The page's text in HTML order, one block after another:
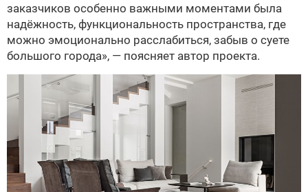
заказчиков особенно важными моментами была
надёжность, функциональность пространства, где
можно эмоционально расслабиться, забыв о суете
большого города», — поясняет автор проекта.